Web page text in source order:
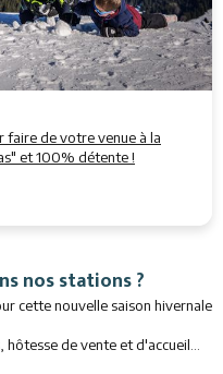
de votre venue à la
et 100% détente !
nos stations ?
cette nouvelle saison hivernale
de vente et d'accueil...